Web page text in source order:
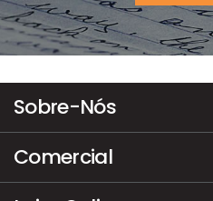
Sobre-Nós
Comercial